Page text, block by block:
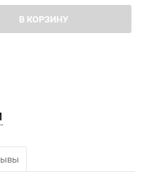
В КОРЗИНУ